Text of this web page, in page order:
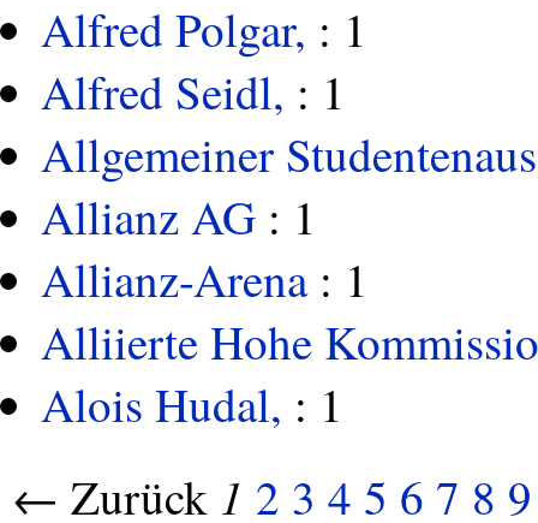
Alfred Polgar, : 1
Alfred Seidl, : 1
Allgemeiner
Allianz AG : 1
Allianz-Arena: 1
Alliierte Hohe
Alois Hudal, : 1
← Zurück 1 2 3 4 5 6 7 8 9